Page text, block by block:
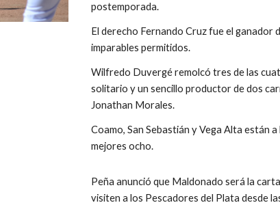
postemporada.
El derecho Fernando Cruz fue el ganador
imparables permitidos.
Wilfredo Duvergé remolcó tres de las
solitario y un sencillo productor de dos
Jonathan Morales.
Coamo, San Sebastián y Vega Alta están
mejores ocho.
Peña anunció que Maldonado será la
visiten a los Pescadores del Plata desde